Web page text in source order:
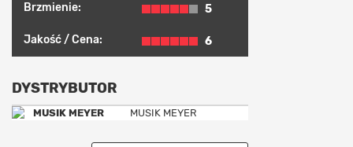
Brzmienie: 5
Jakość / Cena: 6
DYSTRYBUTOR
MUSIK MEYER